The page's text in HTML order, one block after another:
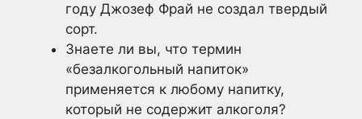
году Джозеф Фрай не создал твердый
сорт.
Знаете ли вы, что термин
«безалкогольный напиток»
применяется к любому напитку,
который не содержит алкоголя?